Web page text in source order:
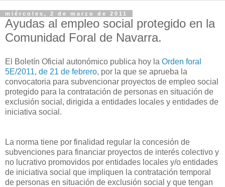
miércoles, 2 de marzo de 2011
Ayudas al empleo social protegido en la
Comunidad Foral de Navarra.
El Boletín Oficial autonómico publica hoy la Orden foral
5E/2011, de 21 de febrero, por la que se aprueba la
convocatoria para subvencionar proyectos de empleo social
protegido para la contratación de personas en situación de
exclusión social, dirigida a entidades locales y entidades de
iniciativa social.
La norma tiene por finalidad regular la concesión de
subvenciones para financiar proyectos de interés colectivo y
no lucrativo promovidos por entidades locales y/o entidades
de iniciativa social que impliquen la contratación temporal
de personas en situación de exclusión social y que tengan